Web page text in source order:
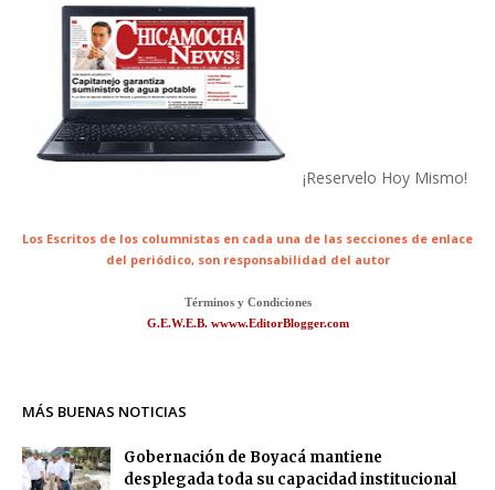
¡Reservelo Hoy Mismo!
Los Escritos de los columnistas en cada una de las secciones de enlace
del periódico, son responsabilidad del autor
Términos y Condiciones
G.E.W.E.B. wwww.EditorBlogger.com
MÁS BUENAS NOTICIAS
Gobernación de Boyacá mantiene
desplegada toda su capacidad institucional